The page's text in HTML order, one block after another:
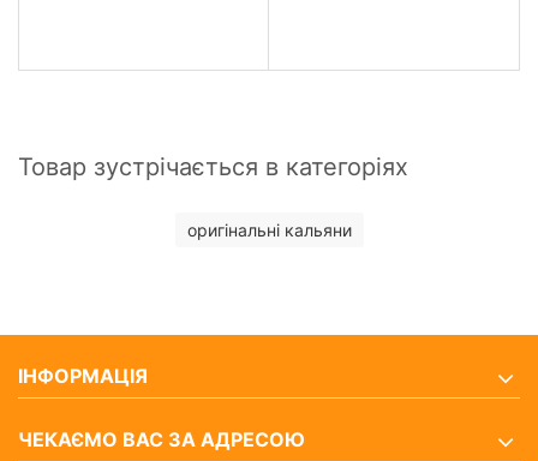
Товар зустрічається в категоріях
оригінальні кальяни
ІНФОРМАЦІЯ
ЧЕКАЄМО ВАС ЗА АДРЕСОЮ